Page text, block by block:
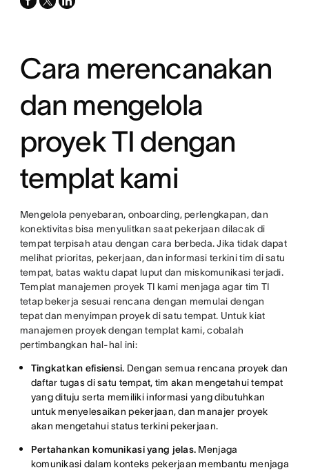
Cara merencanakan
dan mengelola
proyek TI dengan
templat kami
Mengelola penyebaran, onboarding, perlengkapan, dan
konektivitas bisa menyulitkan saat pekerjaan dilacak di
tempat terpisah atau dengan cara berbeda. Jika tidak dapat
melihat prioritas, pekerjaan, dan informasi terkini tim di satu
tempat, batas waktu dapat luput dan miskomunikasi terjadi.
Templat manajemen proyek TI kami menjaga agar tim TI
tetap bekerja sesuai rencana dengan memulai dengan
tepat dan menyimpan proyek di satu tempat. Untuk kiat
manajemen proyek dengan templat kami, cobalah
pertimbangkan hal-hal ini:
Tingkatkan efisiensi. Dengan semua rencana proyek dan
daftar tugas di satu tempat, tim akan mengetahui tempat
yang dituju serta memiliki informasi yang dibutuhkan
untuk menyelesaikan pekerjaan, dan manajer proyek
akan mengetahui status terkini pekerjaan.
Pertahankan komunikasi yang jelas. Menjaga
komunikasi dalam konteks pekerjaan membantu menjaga